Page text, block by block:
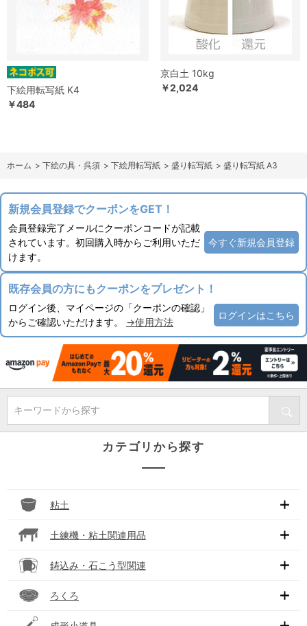
下絵用転写紙 K4
￥484
京白土 10kg
￥2,024
ホーム > 下絵の具・呉須 > 下絵用転写紙 > 盛り転写紙 > 盛り転写紙 A3
新規会員登録でクーポンをGET！
会員登録完了メールにクーポンコードが記載
されています。初回購入時からご利用いただ
けます。
今すぐ新規会員登録
既存会員の方にもクーポンをプレゼント！
ログイン後、マイページの「クーポンの確認」
からご確認いただけます。 →使用方法
ログインはこちら
キーワードから探す
カテゴリから探す
粘土
土練機・粘土関連用品
鋳込み・石こう型関連
ろくろ